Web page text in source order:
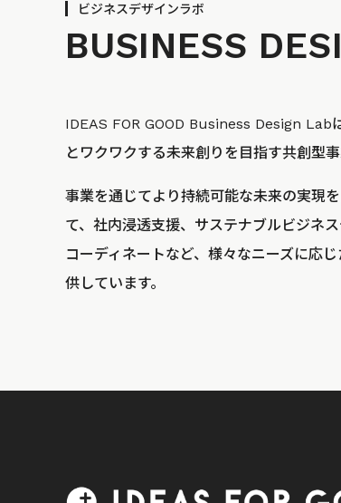
ビジネスデザインラボ
BUSINESS
IDEAS FOR GOOD Business Design Lab
とワクワクする未来創りを目指す共創型事
事業を通じてより持続可能な未来の実現
て、社内浸透支援、サステナブルビジネ
コーディネートなど、様々なニーズに応
供しています。